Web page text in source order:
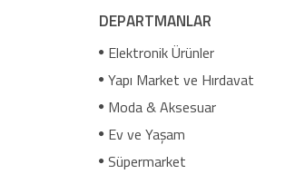
DEPARTMANLAR
Elektronik Ürünler
Yapı Market ve Hırdavat
Moda & Aksesuar
Ev ve Yaşam
Süpermarket